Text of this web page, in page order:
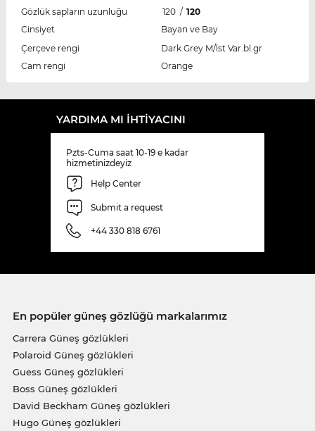
Gözlük sapların uzunluğu
120 / 120
Cinsiyet
Bayan ve Bay
Çerçeve rengi
Dark Grey M/lst Var.bl.gr
Cam rengi
Orange
YARDIMA MI IHTIYACINI
Pzts-Cuma saat 10-19 e kadar
hizmetinizdeyiz
Help Center
Submit a request
+44 330 818 6761
En popüler güneş gözlüğü markalarımız
Carrera Güneş gözlükleri
Polaroid Güneş gözlükleri
Guess Güneş gözlükleri
Boss Güneş gözlükleri
David Beckham Güneş gözlükleri
Hugo Güneş gözlükleri